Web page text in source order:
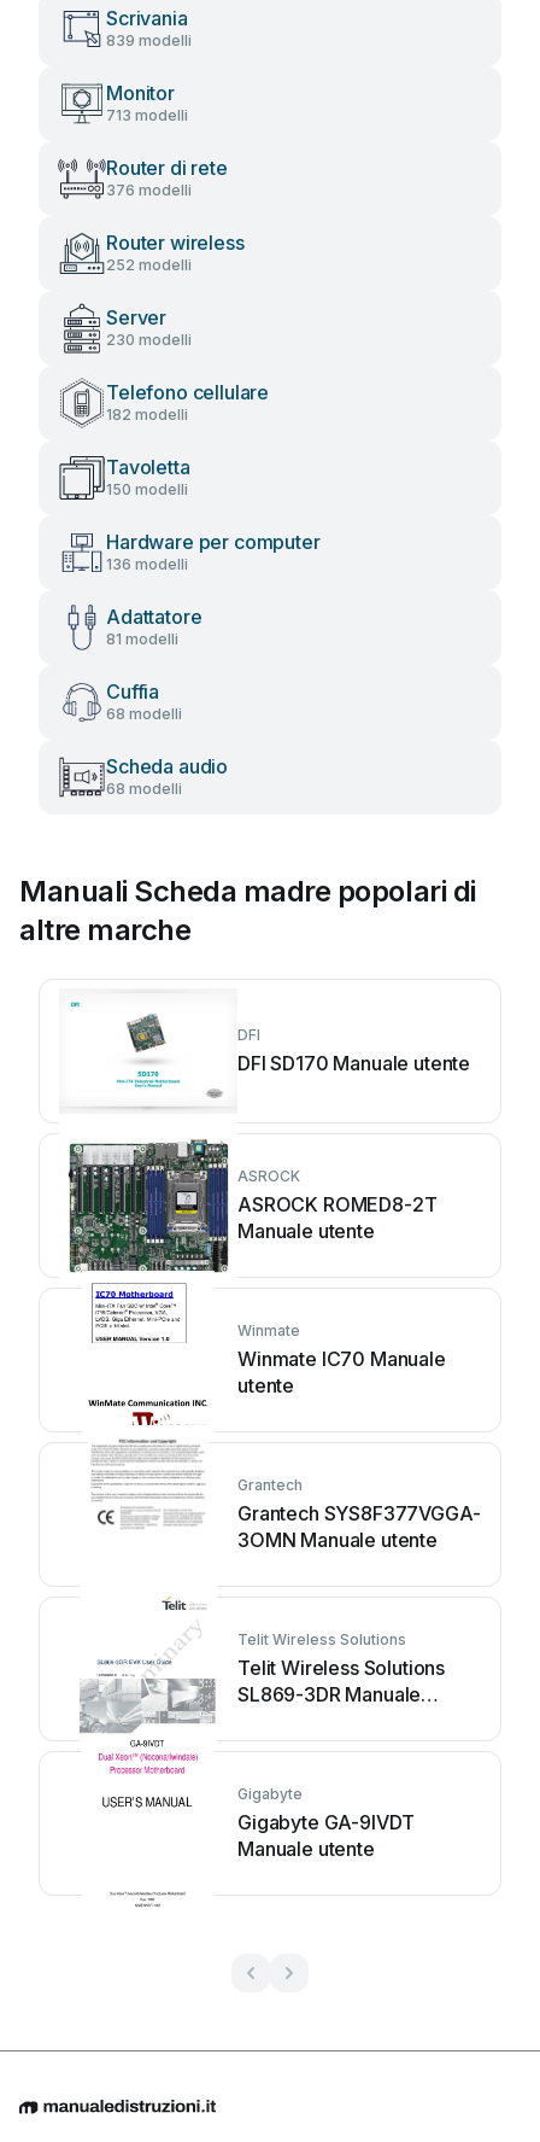
Scrivania
839 modelli
Monitor
713 modelli
Router di rete
376 modelli
Router wireless
252 modelli
Server
230 modelli
Telefono cellulare
182 modelli
Tavoletta
150 modelli
Hardware per computer
136 modelli
Adattatore
81 modelli
Cuffia
68 modelli
Scheda audio
68 modelli
Manuali Scheda madre popolari di
altre marche
DFI
DFI SD170 Manuale utente
ASROCK
ASROCK ROMED8-2T
Manuale utente
Winmate
Winmate IC70 Manuale
utente
Grantech
Grantech SYS8F377VGGA-
3OMN Manuale utente
Telit Wireless Solutions
Telit Wireless Solutions
SL869-3DR Manuale
Gigabyte
Gigabyte GA-9IVDT
Manuale utente